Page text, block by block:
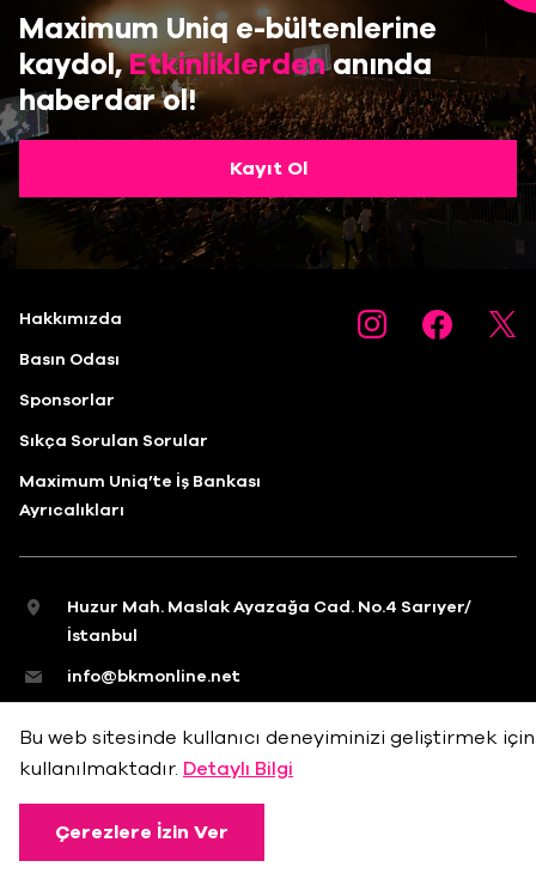
Maximum Uniq e-bültenlerine
kaydol,Etkinliklerdenanında
haberdar ol!
Kayıt Ol
Hakkımızda
Basın Odası
Sponsorlar
Sıkça Sorulan Sorular
Maximum Uniq’te İş Bankası
Ayrıcalıkları
Huzur Mah. Maslak Ayazağa Cad. No.4 Sarıyer/
İstanbul
info@bkmonline.net
Bu web sitesinde kullanıcı deneyiminizi geliştirmek
kullanılmaktadır. Detaylı Bilgi
Çerezlere İzin Ver